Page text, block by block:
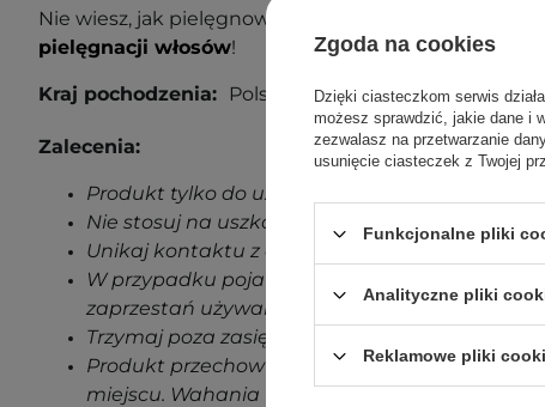
Nie wiesz, jak pielęgnować swoje włosy? Sprawdź
pielęgnacji włosów!
Kraj pochodzenia: Polska
Zalecenia:
Produkt tylko do użytku zewnętrznego.
Nie stosuj na uszkodzoną skórę.
Unikaj kontaktu z oczami.
W przypadku pojawienia się jakichkolwiek
zaprzestań używania produktu.
Trzymaj poza zasięgiem dzieci.
Produkt przechowuj w temperaturze
miejscu. Wahania temperatur podczas
Zgoda na cookies
Dzięki ciasteczkom serwis
możesz sprawdzić, jakie dane i
zezwalasz na przetwarzanie
usunięcie ciasteczek z Twojej
Funkcjonalne pliki
Analityczne pliki
Reklamowe pliki